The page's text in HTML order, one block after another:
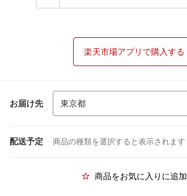
楽天市場アプリで購入する
お届け先
配送予定 商品の種類を選択すると表示されます
商品をお気に入りに追加